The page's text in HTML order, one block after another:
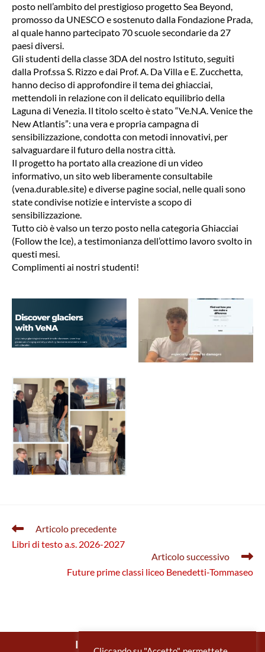
posto nell’ambito del prestigioso progetto Sea Beyond,
promosso da UNESCO e sostenuto dalla Fondazione Prada,
al quale hanno partecipato 70 scuole secondarie da 27
paesi diversi.
Gli studenti della classe 3DA del nostro Istituto, seguiti
dalla Prof.ssa S. Rizzo e dai Prof. A. Da Villa e E. Zucchetta,
hanno deciso di approfondire il tema dei ghiacciai,
mettendoli in relazione con il delicato equilibrio della
Laguna di Venezia. Il titolo scelto è stato “Ve.N.A. Venice the
New Atlantis”: una vera e propria campagna di
sensibilizzazione, condotta con metodi innovativi, per
salvaguardare il futuro della nostra città.
Il progetto ha portato alla creazione di un video
informativo, un sito web liberamente consultabile
(vena.durable.site) e diverse pagine social, nelle quali sono
state condivise notizie e interviste a scopo di
sensibilizzazione.
Tutto ciò è valso un terzo posto nella categoria Ghiacciai
(Follow the Ice), a testimonianza dell’ottimo lavoro svolto in
questi mesi.
Complimenti ai nostri studenti!
Leggi
altri
articoli
Articolo precedente
Libri di testo a.s. 2026-2027
Articolo successivo
Future prime classi liceo Benedetti-Tommaseo
IIS Benedetti Tommaseo